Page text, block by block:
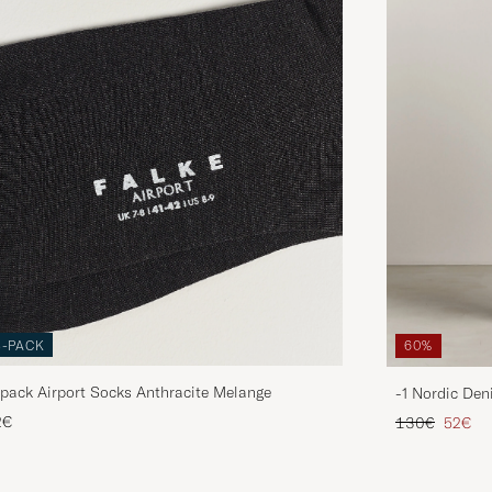
PACK
Airport Socks Anthracite Melange
60%
-1 Nordic
Regulärer
130€ 52€